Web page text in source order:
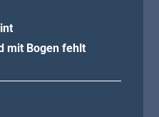
mit Bogen fehlt